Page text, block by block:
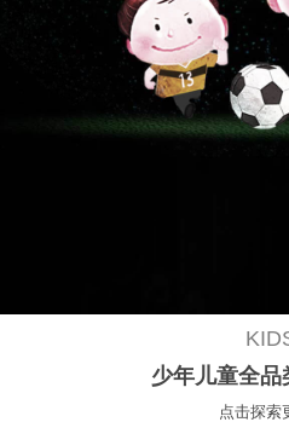
少年儿童全品
点击探索